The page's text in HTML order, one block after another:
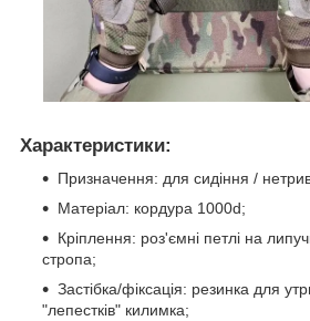
Характеристики:
Призначення: для сидіння /
Матеріал: кордура 1000d;
Кріплення: роз'ємні петлі на
стропа;
Застібка/фіксація: резинка для
"лепестків" килимка;